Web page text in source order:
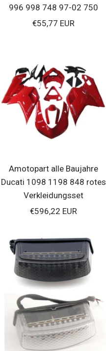
996 998 748 97-02 750
Verkaufspreis
€55,77 EUR
Amotopart alle Baujahre
Ducati 1098 1198 848 rotes
Verkleidungsset
Verkaufspreis
€596,22 EUR